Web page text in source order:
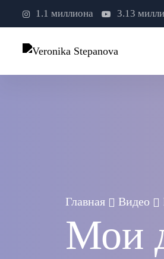
1.1 миллиона 3.13
Главная Видео
Мои